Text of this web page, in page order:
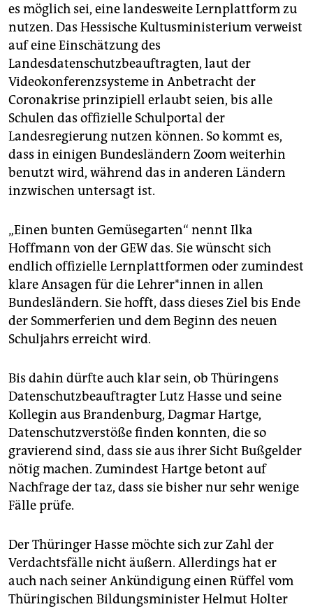
es möglich sei, eine landesweite Lernplattform zu
nutzen. Das Hessische Kultusministerium verweist
auf eine Einschätzung des
Landesdatenschutzbeauftragten, laut der
Videokonferenzsysteme in Anbetracht der
Coronakrise prinzipiell erlaubt seien, bis alle
Schulen das offizielle Schulportal der
Landesregierung nutzen können. So kommt es,
dass in einigen Bundesländern Zoom weiterhin
benutzt wird, während das in anderen Ländern
inzwischen untersagt ist.
„Einen bunten Gemüsegarten“ nennt Ilka
Hoffmann von der GEW das. Sie wünscht sich
endlich offizielle Lernplattformen oder zumindest
klare Ansagen für die Lehrer*innen in allen
Bundesländern. Sie hofft, dass dieses Ziel bis Ende
der Sommerferien und dem Beginn des neuen
Schuljahrs erreicht wird.
Bis dahin dürfte auch klar sein, ob Thüringens
Datenschutzbeauftragter Lutz Hasse und seine
Kollegin aus Brandenburg, Dagmar Hartge,
Datenschutzverstöße finden konnten, die so
gravierend sind, dass sie aus ihrer Sicht Bußgelder
nötig machen. Zumindest Hartge betont auf
Nachfrage der taz, dass sie bisher nur sehr wenige
Fälle prüfe.
Der Thüringer Hasse möchte sich zur Zahl der
Verdachtsfälle nicht äußern. Allerdings hat er
auch nach seiner Ankündigung einen Rüffel vom
Thüringischen Bildungsminister Helmut Holter